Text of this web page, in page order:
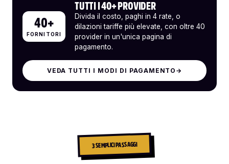
40+
FORNITORI
TUTTI I 40+ PROVIDER
Divida il costo, paghi in 4 rate, o
dilazioni tariffe più elevate, con oltre 40
provider in un'unica pagina di
pagamento.
VEDA TUTTI I MODI DI PAGAMENTO →
3 SEMPLICI PASSAGGI